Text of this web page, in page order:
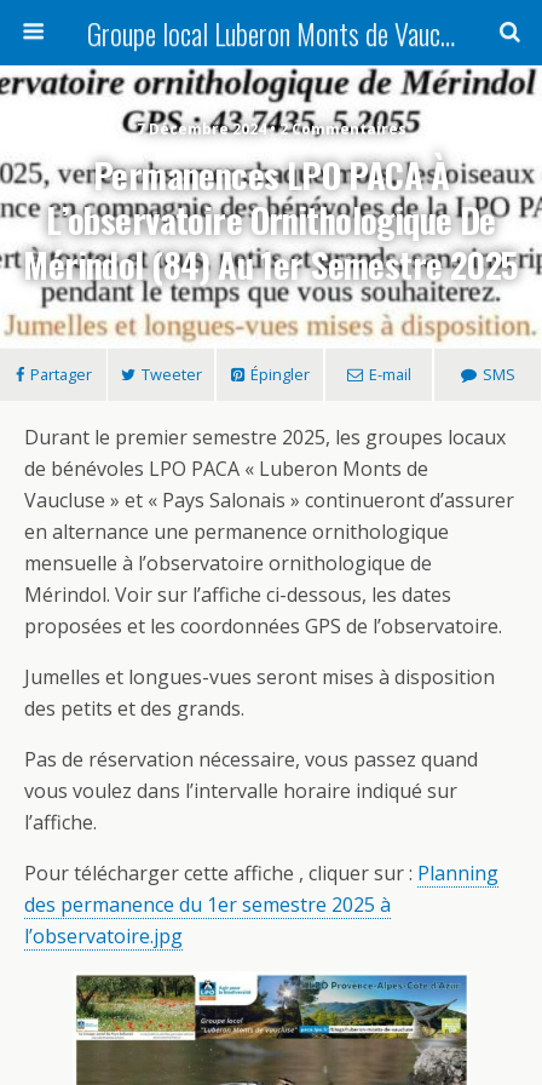
Groupe local Luberon Monts de Vaucluse
7 Décembre 2024 • 2 Commentaires
Permanences LPO PACA À
L’observatoire Ornithologique De
Mérindol (84) Au 1er Semestre 2025
Partager Tweeter Épingler E-mail SMS
Durant le premier semestre 2025, les groupes locaux
de bénévoles LPO PACA « Luberon Monts de
Vaucluse » et « Pays Salonais » continueront d’assurer
en alternance une permanence ornithologique
mensuelle à l’observatoire ornithologique de
Mérindol. Voir sur l’affiche ci-dessous, les dates
proposées et les coordonnées GPS de l’observatoire.
Jumelles et longues-vues seront mises à disposition
des petits et des grands.
Pas de réservation nécessaire, vous passez quand
vous voulez dans l’intervalle horaire indiqué sur
l’affiche.
Pour télécharger cette affiche , cliquer sur : Planning
des permanence du 1er semestre 2025 à
l’observatoire.jpg